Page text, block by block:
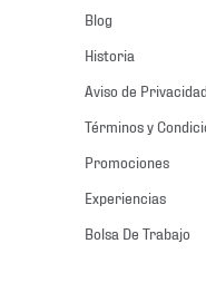
Blog
Historia
Aviso de Privacidad
Términos y
Promociones
Experiencias
Bolsa De Trabajo